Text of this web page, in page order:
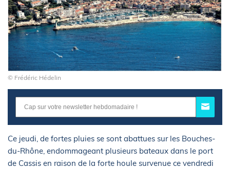
© Frédéric Hédelin
Ce jeudi, de fortes pluies se sont abattues sur les Bouches-
du-Rhône, endommageant plusieurs bateaux dans le port
de Cassis en raison de la forte houle survenue ce vendredi